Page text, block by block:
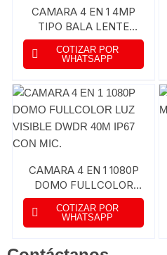
CAMARA 4 EN 1 4MP
TIPO BALA LENTE
MOTORIZADA 2,7-
12MM FOV 29°-92°
DWDR ARRAY IR 60M
IP67
COTIZAR POR
WHATSAPP
CAMARA 4 EN 1 1080P
DOMO FULLCOLOR
LUZ VISIBLE DWDR
40M IP67 CON MIC.
COTIZAR POR
WHATSAPP